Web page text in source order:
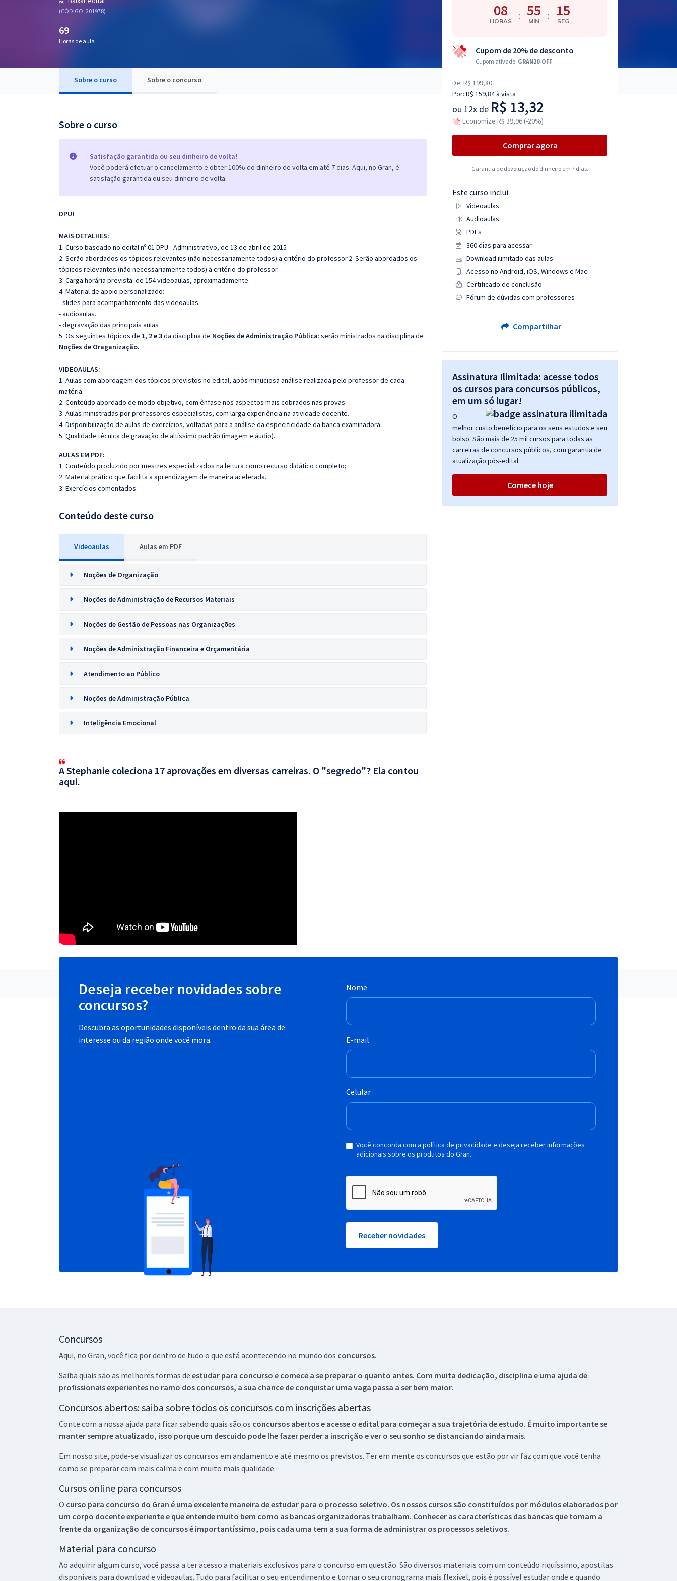
Conteúdo gratuito
(CÓDIGO: 201978)
69
Horas de aula
Sobre o curso Sobre o concurso
Sobre o curso
Satisfação garantida ou seu dinheiro de volta!
Você poderá efetuar o cancelamento e obter 100% do dinheiro de volta em até 7 dias. Aqui, no Gran, é
satisfação garantida ou seu dinheiro de volta.
DPU!
MAIS DETALHES:
1. Curso baseado no edital nº 01 DPU - Administrativo, de 13 de abril de 2015
2. Serão abordados os tópicos relevantes (não necessariamente todos) a critério do professor.2. Serão abordados os
tópicos relevantes (não necessariamente todos) a critério do professor.
3. Carga horária prevista: de 154 videoaulas, aproximadamente.
4. Material de apoio personalizado:
- slides para acompanhamento das videoaulas.
- audioaulas.
- degravação das principais aulas
5. Os seguintes tópicos de 1, 2 e 3da disciplina de Noções de Administração Pública: serão ministrados na disciplina de
Noções de Oraganização.
VIDEOAULAS:
1. Aulas com abordagem dos tópicos previstos no edital, após minuciosa análise realizada pelo professor de cada
matéria.
2. Conteúdo abordado de modo objetivo, com ênfase nos aspectos mais cobrados nas provas.
3. Aulas ministradas por professores especialistas, com larga experiência na atividade docente.
4. Disponibilização de aulas de exercícios, voltadas para a análise da especificidade da banca examinadora.
5. Qualidade técnica de gravação de altíssimo padrão (imagem e áudio).
AULAS EM PDF:
1. Conteúdo produzido por mestres especializados na leitura como recurso didático completo;
2. Material prático que facilita a aprendizagem de maneira acelerada.
3. Exercícios comentados.
Conteúdo deste curso
Videoaulas Aulas em PDF
Noções de Organização
Noções de Administração de Recursos Materiais
Noções de Gestão de Pessoas nas Organizações
Noções de Administração Financeira e Orçamentária
Atendimento ao Público
Noções de Administração Pública
Inteligência Emocional
A Stephanie coleciona 17 aprovações em diversas carreiras. O "segredo"? Ela contou
aqui.
08
HORAS : 55
MIN : 14
SEG
Cupom de 20% de desconto
Cupom ativado: GRAN20-OFF
De: R$ 199,80
Por: R$ 159,84à vista
ou 12x de R$ 13,32
Economize R$ 39,96 (-20%)
Comprar agora
Garantia de devolução do dinheiro em 7 dias.
Este curso inclui:
Videoaulas
Audioaulas
PDFs
360 dias para acessar
Download ilimitado das aulas
Acesso no Android, iOS, Windows e Mac
Certificado de conclusão
Fórum de dúvidas com professores
Compartilhar
Assinatura Ilimitada: acesse todos
os cursos para concursos públicos,
em um só lugar!
O
melhor custo benefício para os seus estudos e seu
bolso. São mais de 25 mil cursos para todas as
carreiras de concursos públicos, com garantia de
atualização pós-edital.
Comece hoje
Deseja receber novidades sobre
concursos?
Descubra as oportunidades disponíveis dentro da sua área de
interesse ou da região onde você mora.
Nome
E-mail
Celular
Você concorda com a política de privacidade e deseja receber informações
adicionais sobre os produtos do Gran.
Receber novidades
Concursos
Aqui, no Gran, você fica por dentro de tudo o que está acontecendo no mundo dos concursos.
Saiba quais são as melhores formas de estudar para concurso e comece a se preparar o quanto antes. Com muita dedicação, disciplina e uma ajuda de
profissionais experientes no ramo dos concursos, a sua chance de conquistar uma vaga passa a ser bem maior.
Concursos abertos: saiba sobre todos os concursos com inscrições abertas
Conte com a nossa ajuda para ficar sabendo quais são os concursos abertos e acesse o edital para começar a sua trajetória de estudo. É muito importante se
manter sempre atualizado, isso porque um descuido pode lhe fazer perder a inscrição e ver o seu sonho se distanciando ainda mais.
Em nosso site, pode-se visualizar os concursos em andamento e até mesmo os previstos. Ter em mente os concursos que estão por vir faz com que você tenha
como se preparar com mais calma e com muito mais qualidade.
Cursos online para concursos
O curso para concurso do Gran é uma excelente maneira de estudar para o processo seletivo. Os nossos cursos são constituídos por módulos elaborados por
um corpo docente experiente e que entende muito bem como as bancas organizadoras trabalham. Conhecer as características das bancas que tomam a
frente da organização de concursos é importantíssimo, pois cada uma tem a sua forma de administrar os processos seletivos.
Material para concurso
Ao adquirir algum curso, você passa a ter acesso a materiais exclusivos para o concurso em questão. São diversos materiais com um conteúdo riquíssimo, apostilas
disponíveis para download e videoaulas. Tudo para facilitar o seu entendimento e tornar o seu cronograma mais flexível, pois é possível estudar onde e quando